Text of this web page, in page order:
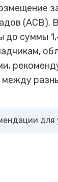
(АСВ).
до суммы
между
для